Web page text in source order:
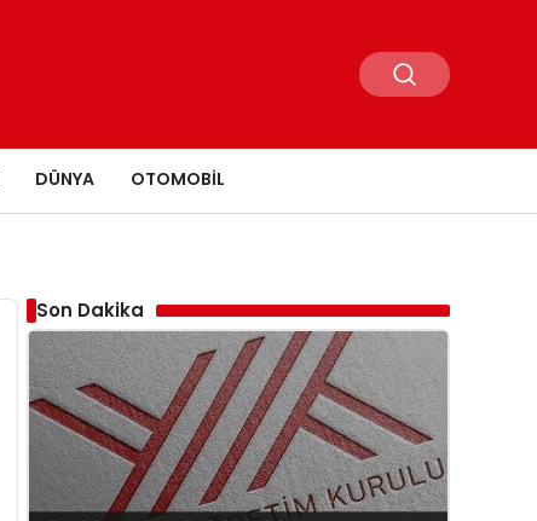
DÜNYA OTOMOBIL
Son Dakika